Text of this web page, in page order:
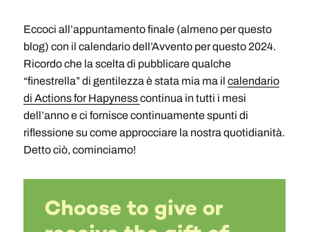
Eccoci all’appuntamento finale (almeno per questo
blog) con il calendario dell’Avvento per questo 2024.
Ricordo che la scelta di pubblicare qualche
“finestrella” di gentilezza è stata mia ma il calendario
di Actions for Hapynesscontinua in tutti i mesi
dell’anno e ci fornisce continuamente spunti di
riflessione su come approcciare la nostra quotidianità.
Detto ciò, cominciamo!